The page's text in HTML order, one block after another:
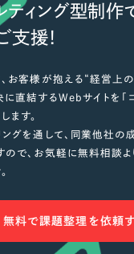
ティング型制作
支援！
、お客様が抱える“経営上
に直結するWebサイトを「
ます。
ングを通して、同業他社の
ので、お気軽に無料相談
無料で課題整理を依頼